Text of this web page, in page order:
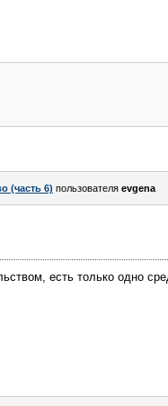
(часть 6) пользователя evgena
есть только одно